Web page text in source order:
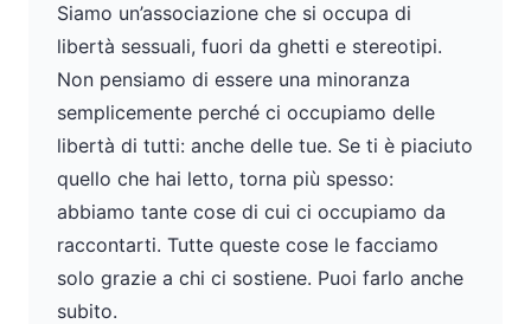
Siamo un’associazione che si occupa di
libertà sessuali, fuori da ghetti e stereotipi.
Non pensiamo di essere una minoranza
semplicemente perché ci occupiamo delle
libertà di tutti: anche delle tue. Se ti è piaciuto
quello che hai letto, torna più spesso:
abbiamo tante cose di cui ci occupiamo da
raccontarti. Tutte queste cose le facciamo
solo grazie a chi ci sostiene. Puoi farlo anche
subito.